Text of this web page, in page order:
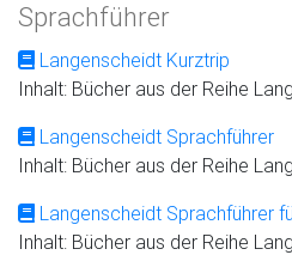
Sprachführer
Langenscheidt Kurztrip
Inhalt: Bücher aus der Reihe
Langenscheidt Sprachführer
Inhalt: Bücher aus der Reihe
Langenscheidt Sprachführer
Inhalt: Bücher aus der Reihe